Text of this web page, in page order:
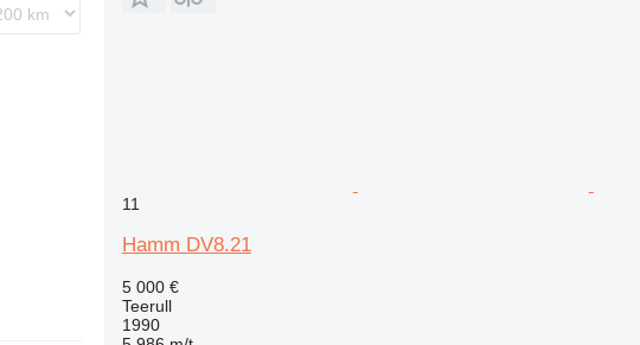
11
Hamm DV8.21
5 000 €
Teerull
1990